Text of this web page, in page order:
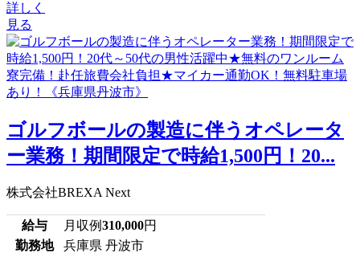
詳しく
見る
ゴルフボールの製造に伴うオペレータ
ー業務！期間限定で時給1,500円！20...
株式会社BREXA Next
給与 月収例310,000円
勤務地
兵庫県 丹波市